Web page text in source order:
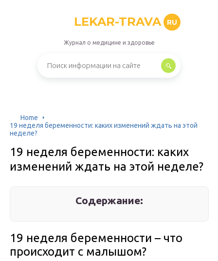
LEKAR-TRAVA RU
Журнал о медицине и здоровье
Home
19 неделя беременности: каких изменений ждать на этой
неделе?
19 неделя беременности: каких
изменений ждать на этой неделе?
Содержание:
19 неделя беременности – что
происходит с малышом?